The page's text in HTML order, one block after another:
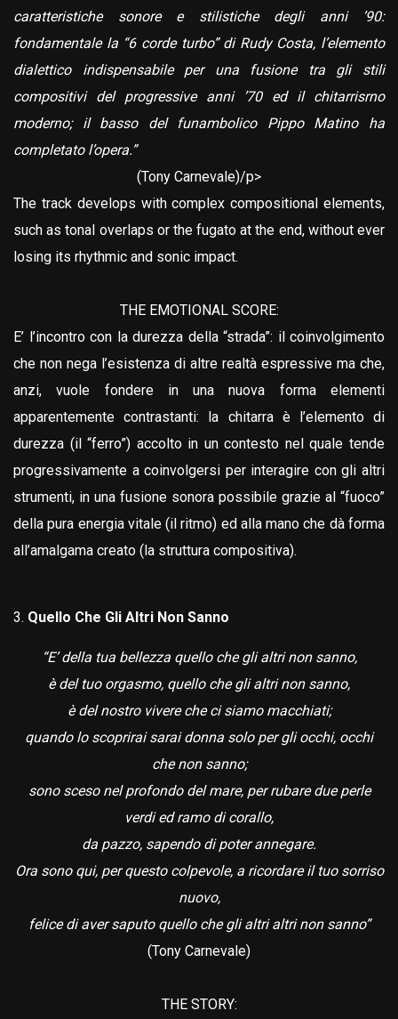
caratteristiche sonore e stilistiche degli anni ’90:
fondamentale la “6 corde turbo” di Rudy Costa, l’elemento
dialettico indispensabile per una fusione tra gli stili
compositivi del progressive anni ’70 ed il chitarrisrno
moderno; il basso del funambolico Pippo Matino ha
completato l’opera.”
(Tony Carnevale)/p>
The track develops with complex compositional elements,
such as tonal overlaps or the fugato at the end, without ever
losing its rhythmic and sonic impact.
THE EMOTIONAL SCORE:
E’ l’incontro con la durezza della “strada”: il coinvolgimento
che non nega l’esistenza di altre realtà espressive ma che,
anzi, vuole fondere in una nuova forma elementi
apparentemente contrastanti: la chitarra è l’elemento di
durezza (il “ferro”) accolto in un contesto nel quale tende
progressivamente a coinvolgersi per interagire con gli altri
strumenti, in una fusione sonora possibile grazie al “fuoco”
della pura energia vitale (il ritmo) ed alla mano che dà forma
all’amalgama creato (la struttura compositiva).
Quello Che Gli Altri Non Sanno
“E’ della tua bellezza quello che gli altri non sanno,
è del tuo orgasmo, quello che gli altri non sanno,
è del nostro vivere che ci siamo macchiati;
quando lo scoprirai sarai donna solo per gli occhi, occhi
che non sanno;
sono sceso nel profondo del mare, per rubare due perle
verdi ed ramo di corallo,
da pazzo, sapendo di poter annegare.
Ora sono qui, per questo colpevole, a ricordare il tuo sorriso
nuovo,
felice di aver saputo quello che gli altri altri non sanno”
(Tony Carnevale)
THE STORY: